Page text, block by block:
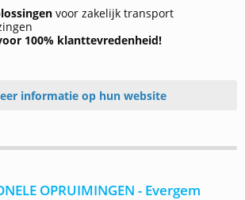
voor zakelijk transport
100% klanttevredenheid!
informatie op hun website
OPRUIMINGEN - Evergem